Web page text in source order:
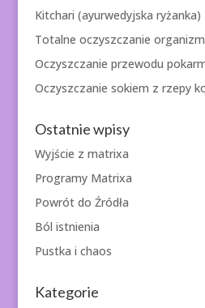
Kitchari (ayurwedyjska ryżanka)
Totalne oczyszczanie
Oczyszczanie przewodu
Oczyszczanie sokiem z rzepy
Ostatnie wpisy
Wyjście z matrixa
Programy Matrixa
Powrót do Źródła
Ból istnienia
Pustka i chaos
Kategorie